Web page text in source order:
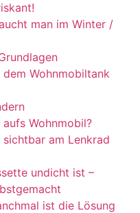
man im Winter /
dem Wohnmobiltank
Wohnmobil?
am Lenkrad
undicht ist –
ist die Lösung